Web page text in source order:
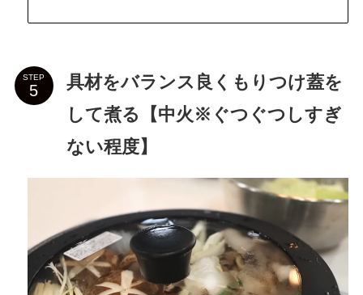
STEP
具材をバランス良くもりつけ蓋を
して煮る【中火※ぐつぐつしすぎ
ない程度】